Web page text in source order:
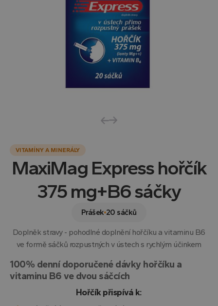
VITAMÍNY A MINERÁLY
MaxiMag Express hořčík
375 mg+B6 sáčky
Prášek 20 sáčků
Doplněk stravy - pohodlné doplnění hořčíku a vitaminu B6
ve formě sáčků rozpustných v ústech s rychlým účinkem
100% denní doporučené dávky hořčíku a
vitaminu B6 ve dvou sáčcích
Hořčík přispívá k: